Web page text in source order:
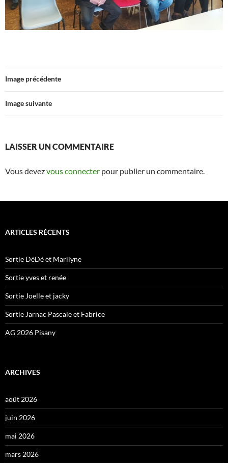
Image précédente
Image suivante
LAISSER UN COMMENTAIRE
Vous devezvous connecter pour publier un commentaire.
ARTICLES RÉCENTS
Sortie DéDé et Marilyne
Sortie yves et renée
Sortie Joelle et jacky
Sortie Jarnac Pascale et Fabrice
AG 2026 Pisany
ARCHIVES
août 2026
juin 2026
mai 2026
mars 2026